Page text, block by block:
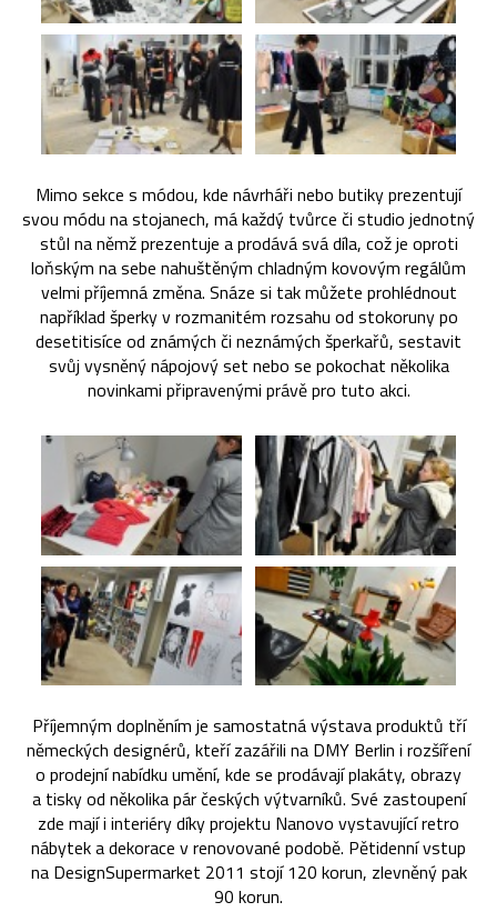
Mimo sekce s módou, kde návrháři nebo butiky prezentují
svou módu na stojanech, má každý tvůrce či studio jednotný
stůl na němž prezentuje a prodává svá díla, což je oproti
loňským na sebe nahuštěným chladným kovovým regálům
velmi příjemná změna. Snáze si tak můžete prohlédnout
například šperky v rozmanitém rozsahu od stokoruny po
desetitisíce od známých či neznámých šperkařů, sestavit
svůj vysněný nápojový set nebo se pokochat několika
novinkami připravenými právě pro tuto akci.
Příjemným doplněním je samostatná výstava produktů tří
německých designérů, kteří zazářili na DMY Berlin i rozšíření
o prodejní nabídku umění, kde se prodávají plakáty, obrazy
a tisky od několika pár českých výtvarníků. Své zastoupení
zde mají i interiéry díky projektu Nanovo vystavující retro
nábytek a dekorace v renovované podobě. Pětidenní vstup
na DesignSupermarket 2011 stojí 120 korun, zlevněný pak
90 korun.